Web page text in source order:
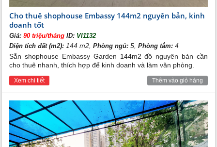
Cho thuê shophouse Embassy 144m2 nguyên bản, kinh
doanh tốt
Giá:90 triệu/tháng ID: VI1132
Diện tích đất (m2): 144 m2,Phòng ngủ: 5,Phòng tắm: 4
Sẵn shophouse Embassy Garden 144m2 đồ nguyên bản cần
cho thuê nhanh, thích hợp để kinh doanh và làm văn phòng.
Xem chi tiết Thêm vào giỏ hàng